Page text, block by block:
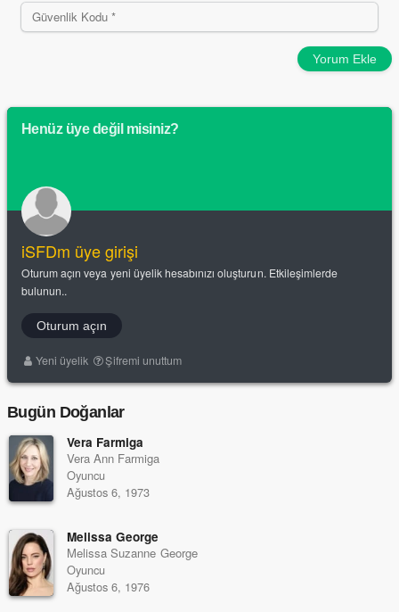
Yorum Ekle
Henüz üye değil misiniz?
iSFDm üye girişi
Oturum açın veya yeni üyelik hesabınızı oluşturun. Etkileşimlerde
bulunun..
Oturum açın
Yeni üyelik Şifremi unuttum
Bugün Doğanlar
Vera Farmiga
Vera Ann Farmiga
Oyuncu
Ağustos 6, 1973
Melissa George
Melissa Suzanne George
Oyuncu
Ağustos 6, 1976